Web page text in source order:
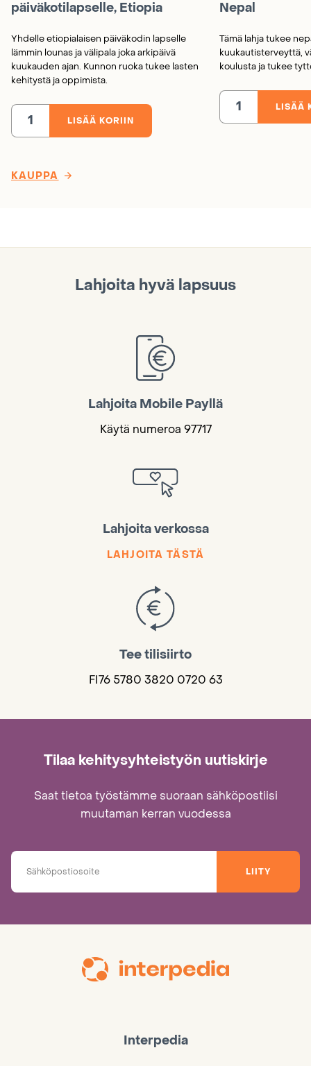
päiväkotilapselle, Etiopia
Yhdelle etiopialaisen päiväkodin lapselle
lämmin lounas ja välipala joka arkipäivä
kuukauden ajan. Kunnon ruoka tukee lasten
kehitystä ja oppimista.
KuukaudenLISÄÄ KORIIN
Nepal
Tämä lahja tukee
kuukautisterveyttä,
koulusta ja tukee
Kuukautissuojia
LISÄÄ
KAUPPA
Lahjoita hyvä lapsuus
Lahjoita Mobile Payllä
Käytä numeroa 97717
Lahjoita verkossa
LAHJOITA TÄSTÄ
Tee tilisiirto
FI76 5780 3820 0720 63
Tilaa kehitysyhteistyön uutiskirje
Saat tietoa työstämme suoraan sähköpostiisi
muutaman kerran vuodessa
LIITY
Interpedia